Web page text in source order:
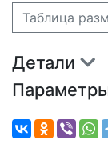
Таблица
Детали